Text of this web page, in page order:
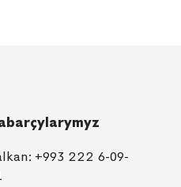
+993 222 6-09-